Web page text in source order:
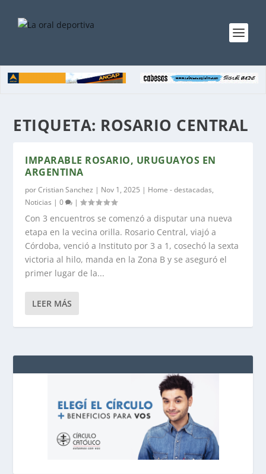
ETIQUETA: ROSARIO CENTRAL
IMPARABLE ROSARIO, URUGUAYOS EN
ARGENTINA
porCristian Sanchez | Nov 1, 2025 | Home - destacadas,
Noticias |0 |
Con 3 encuentros se comenzó a disputar una nueva
etapa en la vecina orilla. Rosario Central, viajó a
Córdoba, venció a Instituto por 3 a 1, cosechó la sexta
victoria al hilo, manda en la Zona B y se aseguró el
primer lugar de la...
LEER MÁS